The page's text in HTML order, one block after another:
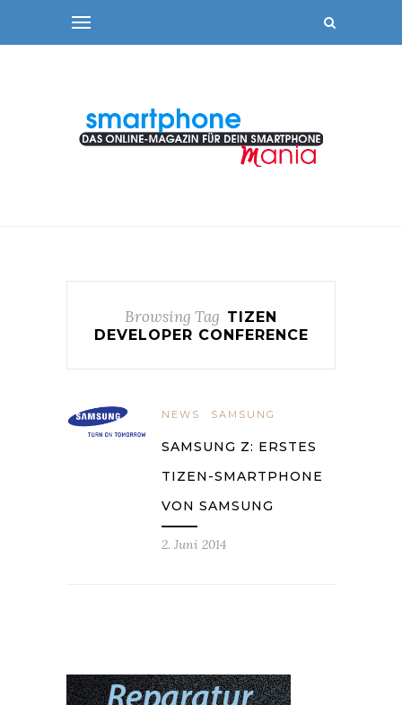
Browsing Tag TIZEN
DEVELOPER CONFERENCE
NEWS SAMSUNG
SAMSUNG Z: ERSTES
TIZEN-SMARTPHONE
VON SAMSUNG
2. Juni 2014